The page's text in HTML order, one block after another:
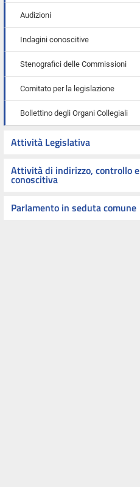
Audizioni
Indagini conoscitive
Stenografici delle Commissioni
Comitato per la legislazione
Bollettino degli Organi Collegiali
Attività Legislativa
Attività di indirizzo, controllo e
conoscitiva
Parlamento in seduta comune